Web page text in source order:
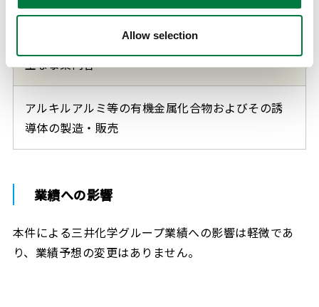
Allow selection
平岩 健司
主な事業内容
アルキルアルミ等の有機金属化合物およびその誘
導体の製造・販売
業績への影響
本件による三井化学グループ業績への影響は軽微であ
り、業績予想の変更はありません。